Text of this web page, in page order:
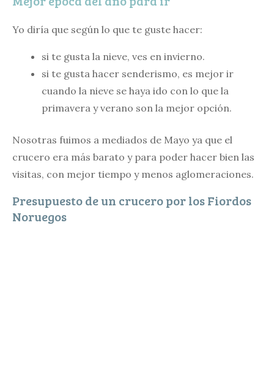
Yo diría que según lo que te guste hacer:
si te gusta la nieve, ves en invierno.
si te gusta hacer senderismo, es mejor ir
cuando la nieve se haya ido con lo que la
primavera y verano son la mejor opción.
Nosotras fuimos a mediados de Mayo ya que el
crucero era más barato y para poder hacer bien las
visitas, con mejor tiempo y menos aglomeraciones.
Presupuesto de un crucero por los Fiordos
Noruegos